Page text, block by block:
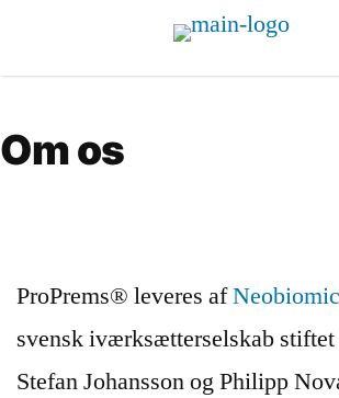
Om os
ProPrems® leveres af
svensk iværksætterselskab
Stefan Johansson og Philipp